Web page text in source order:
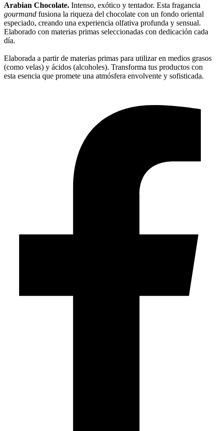
Arabian Chocolate. Intenso, exótico y tentador. Esta fragancia
gourmand fusiona la riqueza del chocolate con un fondo oriental
especiado, creando una experiencia olfativa profunda y sensual.
Elaborado con materias primas seleccionadas con dedicación cada
día.
Elaborada a partir de materias primas para utilizar en medios grasos
(como velas) y ácidos (alcoholes). Transforma tus productos con
esta esencia que promete una atmósfera envolvente y sofisticada.